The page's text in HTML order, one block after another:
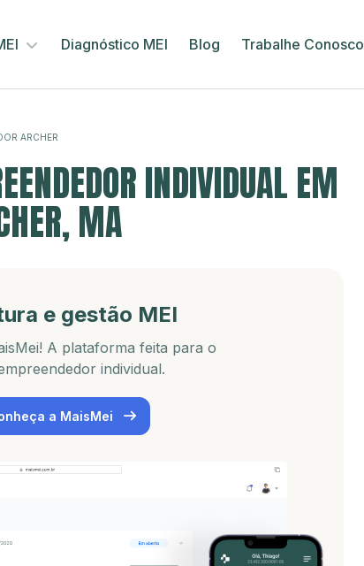
Diagnóstico MEI Blog Trabalhe Conosco
ARCHER
INDIVIDUAL EM
MA
e gestão MEI
A plataforma feita para o
individual.
a MaisMei